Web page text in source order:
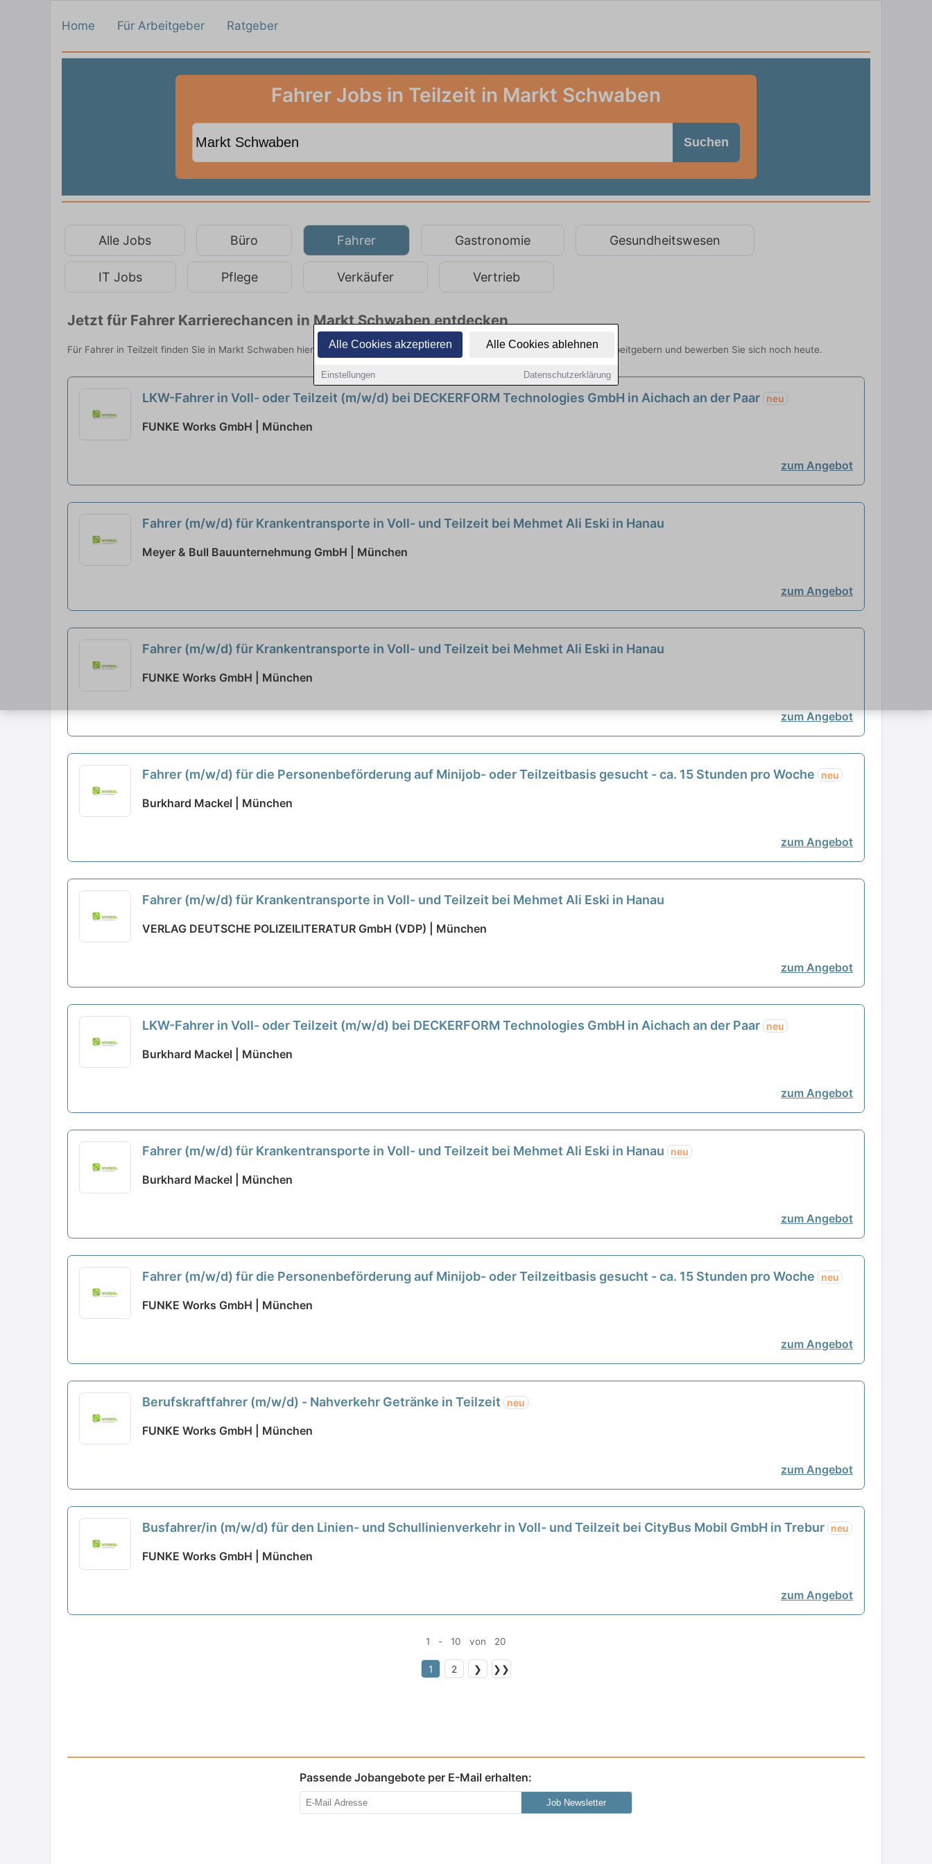
Alle Cookies akzeptieren Alle Cookies ablehnen
Einstellungen Datenschutzerklärung
Home Für Arbeitgeber Ratgeber
Fahrer Jobs in Teilzeit in Markt Schwaben
Suchen
Alle Jobs Büro Fahrer Gastronomie Gesundheitswesen
IT Jobs Pflege Verkäufer Vertrieb
Jetzt für Fahrer Karrierechancen in Markt Schwaben entdecken
Für Fahrer in Teilzeit finden Sie in Markt Schwaben hier die aktuellsten Angebote. Entdecken Sie freie Optionen von Top-Arbeitgebern und bewerben Sie sich noch heute.
LKW-Fahrer in Voll- oder Teilzeit (m/w/d) bei DECKERFORM Technologies GmbH in Aichach an der Paar neu
FUNKE Works GmbH | München
zum Angebot
Fahrer (m/w/d) für Krankentransporte in Voll- und Teilzeit bei Mehmet Ali Eski in Hanau
Meyer & Bull Bauunternehmung GmbH | München
zum Angebot
Fahrer (m/w/d) für Krankentransporte in Voll- und Teilzeit bei Mehmet Ali Eski in Hanau
FUNKE Works GmbH | München
zum Angebot
Fahrer (m/w/d) für die Personenbeförderung auf Minijob- oder Teilzeitbasis gesucht - ca. 15 Stunden pro Woche neu
Burkhard Mackel | München
zum Angebot
Fahrer (m/w/d) für Krankentransporte in Voll- und Teilzeit bei Mehmet Ali Eski in Hanau
VERLAG DEUTSCHE POLIZEILITERATUR GmbH (VDP) | München
zum Angebot
LKW-Fahrer in Voll- oder Teilzeit (m/w/d) bei DECKERFORM Technologies GmbH in Aichach an der Paar neu
Burkhard Mackel | München
zum Angebot
Fahrer (m/w/d) für Krankentransporte in Voll- und Teilzeit bei Mehmet Ali Eski in Hanau neu
Burkhard Mackel | München
zum Angebot
Fahrer (m/w/d) für die Personenbeförderung auf Minijob- oder Teilzeitbasis gesucht - ca. 15 Stunden pro Woche neu
FUNKE Works GmbH | München
zum Angebot
Berufskraftfahrer (m/w/d) - Nahverkehr Getränke in Teilzeit neu
FUNKE Works GmbH | München
zum Angebot
Busfahrer/in (m/w/d) für den Linien- und Schullinienverkehr in Voll- und Teilzeit bei CityBus Mobil GmbH in Trebur neu
FUNKE Works GmbH | München
zum Angebot
1 - 10 von 20
1 2 ❯ ❯❯
Passende Jobangebote per E-Mail erhalten:
Job Newsletter